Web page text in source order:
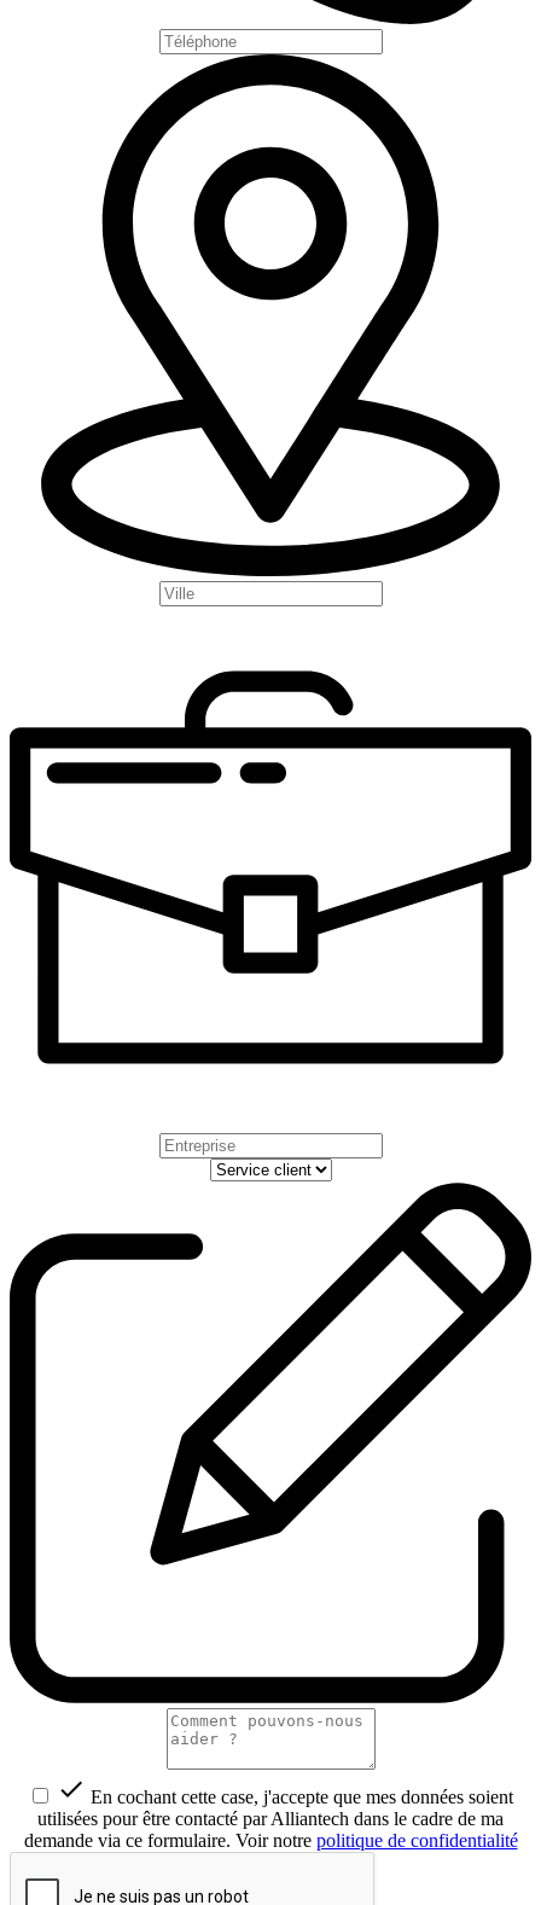
 En cochant cette case, j'accepte que mes données soient
utilisées pour être contacté par Alliantech dans le cadre de ma
demande via ce formulaire. Voir notre politique de confidentialité